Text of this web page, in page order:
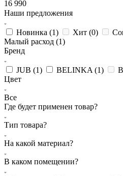
16 990
Наши предложения
Новинка (1) Хит (0)
Малый расход (1)
Бренд
JUB (1) BELINKA (1)
Цвет
Все
Где будет применен товар?
Тип товара?
На какой материал?
В каком помещении?